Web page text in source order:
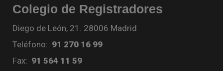
Colegio de Registradores
Diego de León, 21. 28006 Madrid
Teléfono: 91 270 16 99
Fax: 91 564 11 59